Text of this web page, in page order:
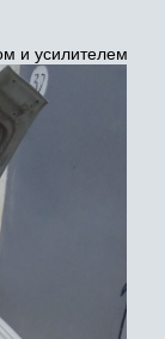
и усилителем